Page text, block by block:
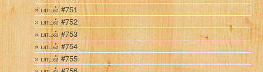
பாடல் #751
பாடல் #752
பாடல் #753
பாடல் #754
பாடல் #755